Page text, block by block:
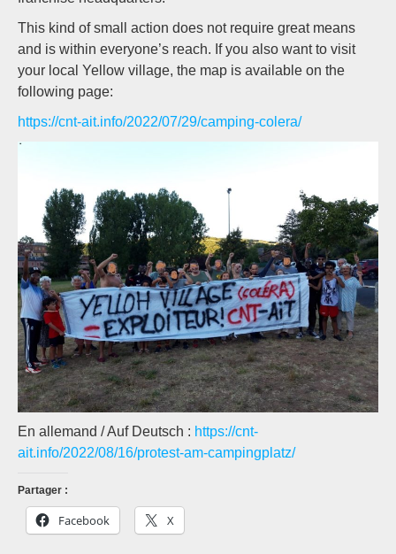
This kind of small action does not require great means
and is within everyone’s reach. If you also want to visit
your local Yellow village, the map is available on the
following page:
https://cnt-ait.info/2022/07/29/camping-colera/
En allemand / Auf Deutsch : https://cnt-
ait.info/2022/08/16/protest-am-campingplatz/
Partager :
Facebook X